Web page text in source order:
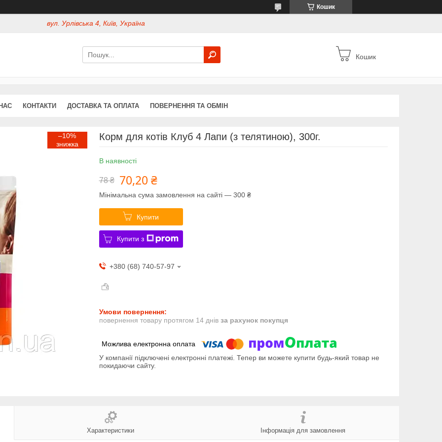
Кошик
вул. Урлівська 4, Київ, Україна
Кошик
КОНТАКТИ ДОСТАВКА ТА ОПЛАТА ПОВЕРНЕННЯ ТА ОБМІН
–10% Корм для котів Клуб 4 Лапи (з телятиною), 300г.
В наявності
78 ₴ 70,20 ₴
Мінімальна сума замовлення на сайті — 300 ₴
Купити
Купити з
+380 (68) 740-57-97
повернення товару протягом 14 днів за рахунок покупця
У компанії підключені електронні платежі. Тепер ви можете купити будь-який товар не
покидаючи сайту.
Характеристики Інформація для замовлення